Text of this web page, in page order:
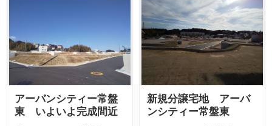
アーバンシティー常盤
東 いよいよ完成間近
新規分譲宅地 アーバ
ンシティー常盤東